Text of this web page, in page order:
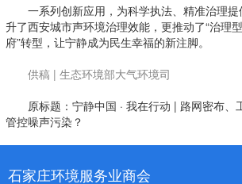
一系列创新应用，为科学执法、精准治理提
升了西安城市声环境治理效能，更推动了“治理
府”转型，让宁静成为民生幸福的新注脚。
供稿 | 生态环境部大气环境司
原标题：宁静中国 · 我在行动 | 路网密布、
管控噪声污染？
石家庄环境服务业商会